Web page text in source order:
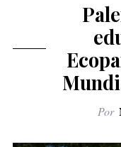
Por